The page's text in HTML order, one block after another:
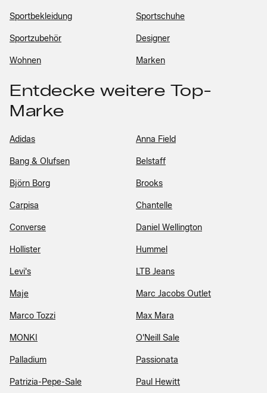
Sportbekleidung Sportschuhe
Sportzubehör Designer
Wohnen Marken
Entdecke weitere Top-
Marke
Adidas Anna Field
Bang & Olufsen Belstaff
Björn Borg Brooks
Carpisa Chantelle
Converse Daniel Wellington
Hollister Hummel
Levi's LTB Jeans
Maje Marc Jacobs Outlet
Marco Tozzi Max Mara
MONKI O'Neill Sale
Palladium Passionata
Patrizia-Pepe-Sale Paul Hewitt